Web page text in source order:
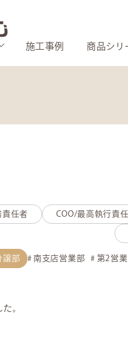
施工事例 商品シリ
責任者 COO/最高執行責
譲部 南支店営業部 第2営
。